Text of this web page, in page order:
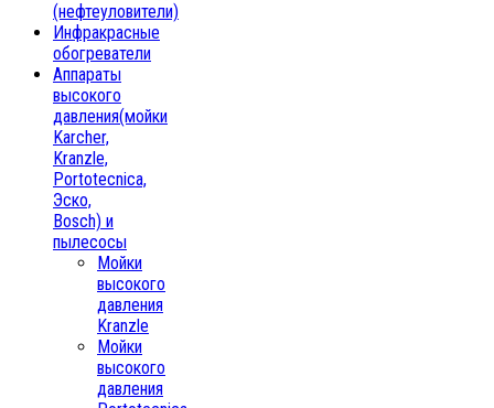
(нефтеуловители)
Инфракрасные
обогреватели
Аппараты
высокого
давления(мойки
Karcher,
Kranzle,
Portotecnica,
Эско,
Bosch) и
пылесосы
Мойки
высокого
давления
Kranzle
Мойки
высокого
давления